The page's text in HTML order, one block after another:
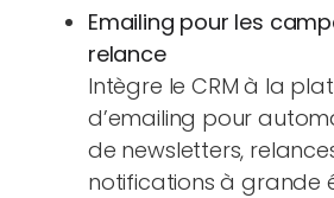
Emailing pour les
relance
Intègre le CRM à la
d’emailing pour
de newsletters,
notifications à grande